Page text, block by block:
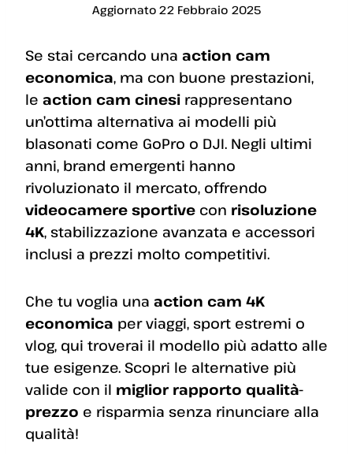
Aggiornato 22 Febbraio 2025
Se stai cercando una action cam
economica, ma con buone prestazioni,
le action cam cinesi rappresentano
un’ottima alternativa ai modelli più
blasonati come GoPro o DJI. Negli ultimi
anni, brand emergenti hanno
rivoluzionato il mercato, offrendo
videocamere sportive con risoluzione
4K, stabilizzazione avanzata e accessori
inclusi a prezzi molto competitivi.
Che tu voglia una action cam 4K
economica per viaggi, sport estremi o
vlog, qui troverai il modello più adatto alle
tue esigenze. Scopri le alternative più
valide con il miglior rapporto qualità-
prezzo e risparmia senza rinunciare alla
qualità!